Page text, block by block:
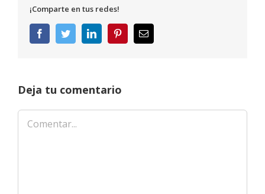
¡Comparte en tus redes!
FacebookTwitterLinkedInPinterestCorreo
electrónico
Deja tu comentario
Comentar